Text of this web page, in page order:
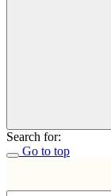
Search for:
Go to top